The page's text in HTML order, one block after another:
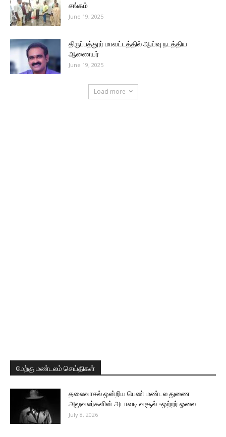
சங்கம்
June 19, 2025
திருப்பத்தூர் மாவட்டத்தில் ஆய்வு நடத்திய
ஆணையர்
June 19, 2025
Load more
மேற்கு மண்டலம் செய்திகள்
தலைவாசல் ஒன்றிய பெண் மண்டல துணை
அலுவலர்களின் அடாவடி வசூல் -ஒற்றர் ஓலை
July 8, 2026